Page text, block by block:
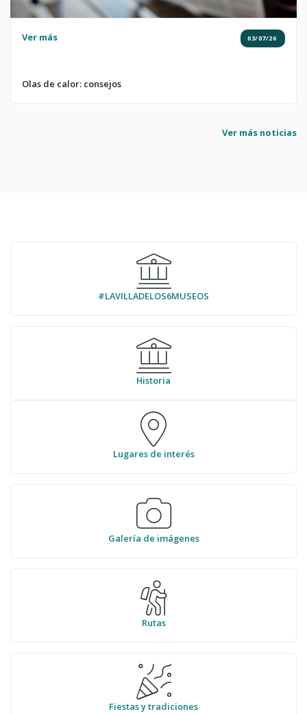
Ver más 03/07/26
Olas de calor: consejos
Ver más noticias
#LAVILLADELOS6MUSEOS
Historia
Lugares de interés
Galería de imágenes
Rutas
Fiestas y tradiciones